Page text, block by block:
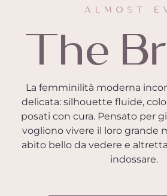
ALMOST
The
La femminilità moderna
delicata: silhouette fluide,
posati con cura. Pensato per
vogliono vivere il loro grande
abito bello da vedere e
indossare.